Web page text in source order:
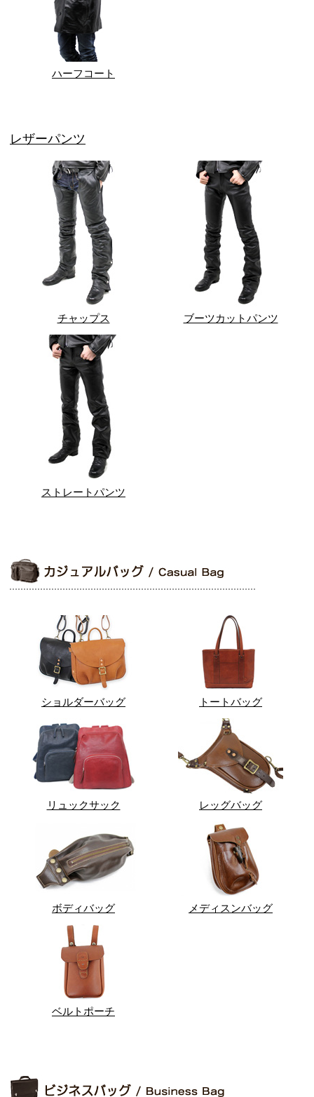
ハーフコート
レザーパンツ
チャップス ブーツカットパンツ
ストレートパンツ
ショルダーバッグ トートバッグ
リュックサック レッグバッグ
ボディバッグ メディスンバッグ
ベルトポーチ